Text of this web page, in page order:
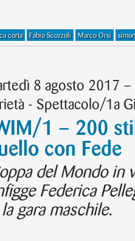
corta Fabio Scozzoli Marco Orsi
8 agosto 2017
- Spettacolo/1a
1 – 200
con Fede
del Mondo in
Federica
gara maschile.